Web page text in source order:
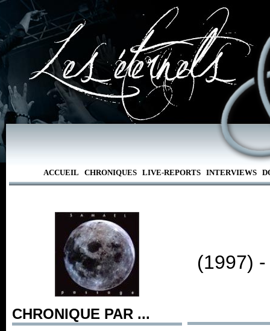
ACCUEIL CHRONIQUES LIVE-REPORTS INTERVIEWS
CHRONIQUE PAR ...
(1997)